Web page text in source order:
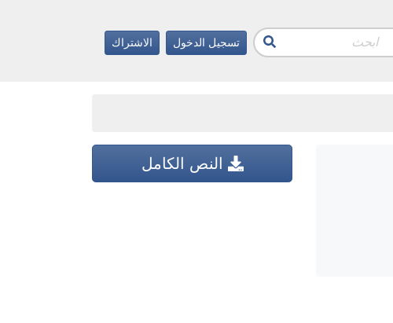
تسجيل الدخول الاشتراك
النص الكامل